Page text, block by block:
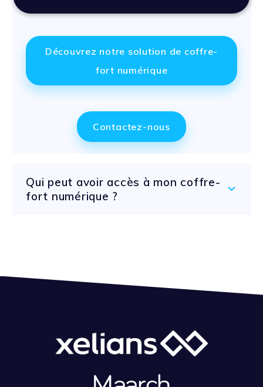
Découvrez notre solution de coffre-
fort numérique
Contactez-nous
Qui peut avoir accès à mon coffre-
fort numérique ?